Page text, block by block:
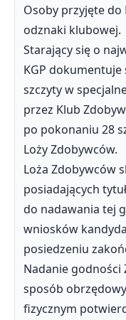
Osoby przyjęte
odznaki klubowej.
Starający się o
KGP
szczyty w
przez Klub
po pokonaniu 28
Loży Zdobywców.
Loża Zdobywców
posiadających
do nadawania tej
wniosków
posiedzeniu
Nadanie godności
sposób
fizycznym